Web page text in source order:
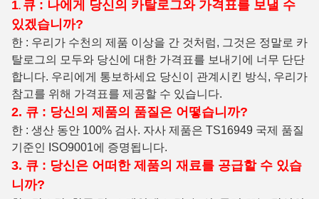
1. 큐 : 나에게 당신의 카탈로그와 가격표를 보낼 수
있겠습니까?
한 : 우리가 수천의 제품 이상을 간 것처럼, 그것은 정말로 카
탈로그의 모두와 당신에 대한 가격표를 보내기에 너무 단단
합니다. 우리에게 통보하세요 당신이 관계시킨 방식, 우리가
참고를 위해 가격표를 제공할 수 있습니다.
2. 큐 : 당신의 제품의 품질은 어떻습니까?
한 : 생산 동안 100% 검사. 자사 제품은 TS16949 국제 품질
기준인 ISO9001에 증명됩니다.
3. 큐 : 당신은 어떠한 제품의 재료를 공급할 수 있습
니까?